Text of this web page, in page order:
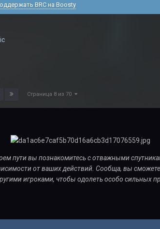
BRC на Boosty
Страница 8 из 70
пути вы познакомитесь с отважными
от ваших действий. Сообща, вы
игроками, чтобы одолеть особо сильных